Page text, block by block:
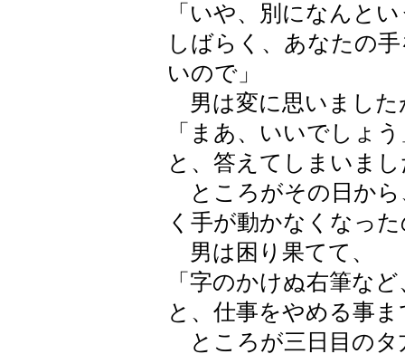
「いや、別になんと
しばらく、あなたの
いので」
男は変に思いました
「まあ、いいでしょ
と、答えてしまいま
ところがその日から
く手が動かなくなっ
男は困り果てて、
「字のかけぬ右筆な
と、仕事をやめる事
ところが三日目のタ